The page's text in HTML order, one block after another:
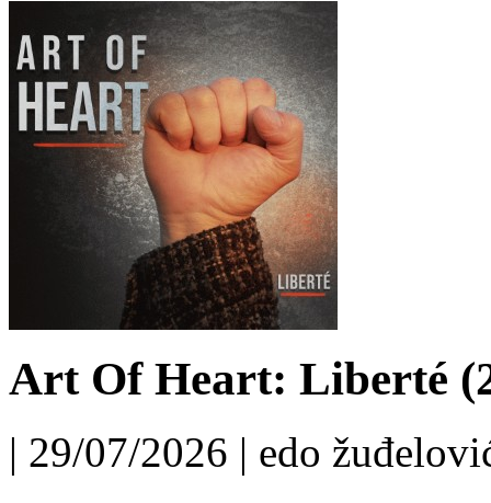
Art Of Heart: Liberté
| 29/07/2026 | edo